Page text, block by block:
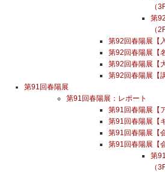
（
第
（
第92回春陽展【
第92回春陽展【
第92回春陽展【
第92回春陽展【
第91回春陽展
第91回春陽展：レポート
第91回春陽展【
第91回春陽展【
第91回春陽展【
第91回春陽展【
第
（